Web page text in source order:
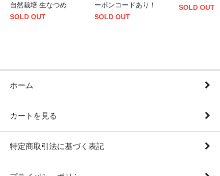
自然栽培 生なつめ
SOLD OUT
ーポンコードあり！
SOLD OUT
SOLD OUT
ホーム
カートを見る
特定商取引法に基づく表記